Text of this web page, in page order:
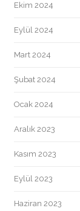
Ekim 2024
Eylül 2024
Mart 2024
Şubat 2024
Ocak 2024
Aralık 2023
Kasım 2023
Eylül 2023
Haziran 2023